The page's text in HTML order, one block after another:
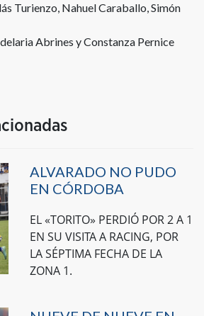
Turienzo, Nahuel Caraballo, Simón
Abrines y Constanza Pernice
ALVARADO NO PUDO
EN CÓRDOBA
EL «TORITO» PERDIÓ POR 2 A 1
EN SU VISITA A RACING, POR
LA SÉPTIMA FECHA DE LA
ZONA 1.